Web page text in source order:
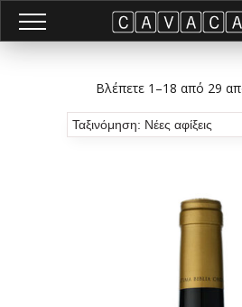
Βλέπετε 1–18 από 29